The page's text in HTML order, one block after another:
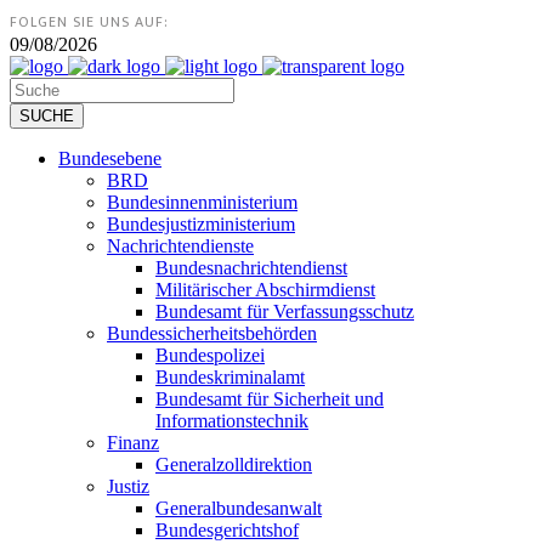
FOLGEN SIE UNS AUF:
09/08/2026
Bundesebene
BRD
Bundesinnenministerium
Bundesjustizministerium
Nachrichtendienste
Bundesnachrichtendienst
Militärischer Abschirmdienst
Bundesamt für Verfassungsschutz
Bundessicherheitsbehörden
Bundespolizei
Bundeskriminalamt
Bundesamt für Sicherheit und
Informationstechnik
Finanz
Generalzolldirektion
Justiz
Generalbundesanwalt
Bundesgerichtshof